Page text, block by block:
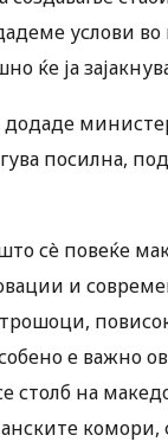
услови
ќе ја
посилна,
сè повеќе
и
е важно
столб на